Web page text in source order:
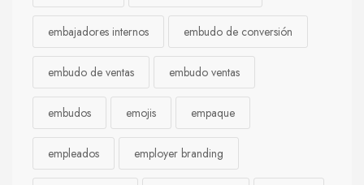
embajadores internos embudo de conversión
embudo de ventas embudo ventas
embudos emojis empaque
empleados employer branding